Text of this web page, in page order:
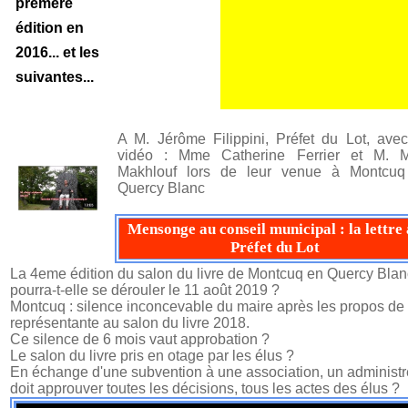
premère
édition en
2016... et les
suivantes...
A M. Jérôme Filippini, Préfet du Lot,
vidéo : Mme Catherine Ferrier et M.
Makhlouf lors de leur venue à
Quercy Blanc
Mensonge au conseil municipal : la lettre
Préfet du Lot
La 4eme édition du salon du livre de Montcuq en Quercy
pourra-t-elle se dérouler le 11 août 2019 ?
Montcuq : silence inconcevable du maire après les propos de
représentante au salon du livre 2018.
Ce silence de 6 mois vaut approbation ?
Le salon du livre pris en otage par les élus ?
En échange d'une subvention à une association, un
doit approuver toutes les décisions, tous les actes des élus ?